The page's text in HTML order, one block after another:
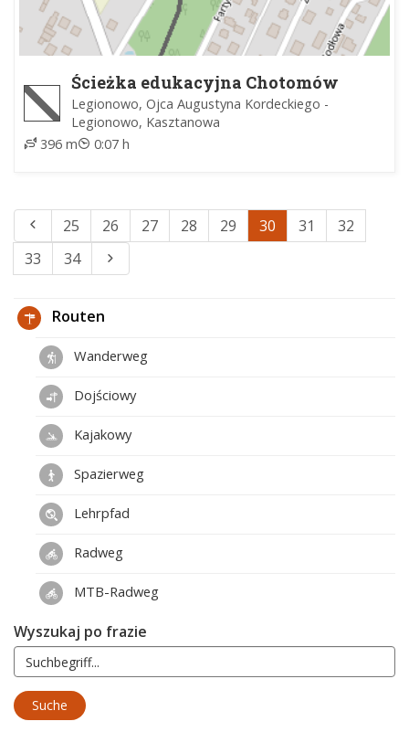
Ścieżka edukacyjna Chotomów
Północny
Legionowo, Ojca Augustyna Kordeckiego -
Legionowo, Kasztanowa
396 m
0:07 h
25 26 27 28 29 30 31
32
33
34
Routen
Wanderweg
Dojściowy
Kajakowy
Spazierweg
Lehrpfad
Radweg
MTB-Radweg
Wyszukaj po frazie